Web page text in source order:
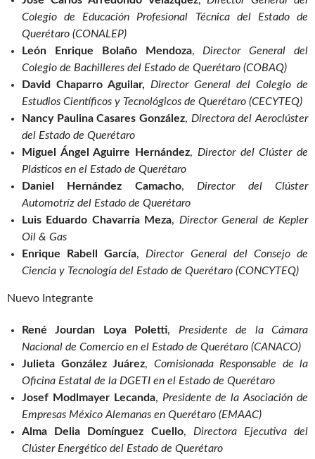
Colegio de Educación Profesional Técnica del Estado de
Querétaro (CONALEP)
León Enrique Bolaño Mendoza,Director General del
Colegio de Bachilleres del Estado de Querétaro (COBAQ)
David Chaparro Aguilar, Director General del Colegio de
Estudios Científicos y Tecnológicos de Querétaro (CECYTEQ)
Nancy Paulina Casares González, Directora del Aeroclúster
del Estado de Querétaro
Miguel Ángel Aguirre Hernández, Director del Clúster de
Plásticos en el Estado de Querétaro
Daniel Hernández Camacho,Director del Clúster
Automotríz del Estado de Querétaro
Luis Eduardo Chavarría Meza, Director General de Kepler
Oil & Gas
Enrique Rabell García,Director General del Consejo de
Ciencia y Tecnología del Estado de Querétaro (CONCYTEQ)
Nuevo Integrante
René Jourdan Loya Poletti, Presidente de la Cámara
Nacional de Comercio en el Estado de Querétaro (CANACO)
Julieta González Juárez, Comisionada Responsable de la
Oficina Estatal de la DGETI en el Estado de Querétaro
Josef Modlmayer Lecanda, Presidente de la Asociación de
Empresas México Alemanas en Querétaro (EMAAC)
Alma Delia Domínguez Cuello, Directora Ejecutiva del
Clúster Energético del Estado de Querétaro